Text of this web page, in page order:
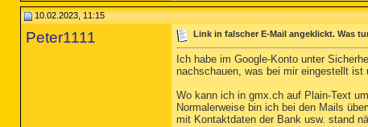
10.02.2023, 11:15
Peter1111 Link in falscher E-Mail angeklickt. Was
Ich habe im Google-Konto unter
nachschauen, was bei mir eingestellt ist
Wo kann ich in gmx.ch auf Plain-Text
Normalerweise bin ich bei den Mails
mit Kontaktdaten der Bank usw. stand